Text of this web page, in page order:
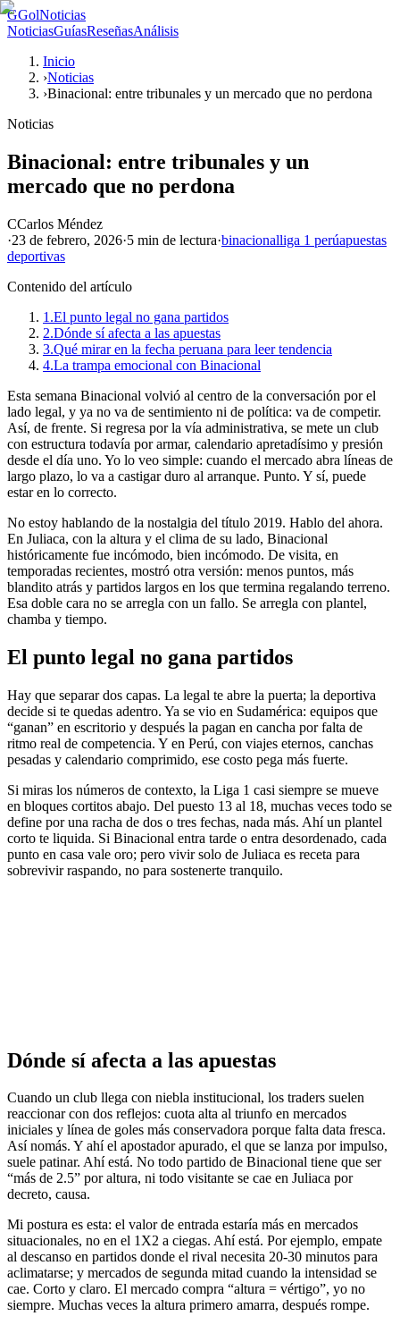
GGolNoticias
NoticiasGuíasReseñasAnálisis
Inicio
›Noticias
›Binacional: entre tribunales y un mercado que no perdona
Noticias
Binacional: entre tribunales y un
mercado que no perdona
CCarlos Méndez
·23 de febrero, 2026·5 min de lectura·binacionalliga 1 perúapuestas
deportivas
Contenido del artículo
1.El punto legal no gana partidos
2.Dónde sí afecta a las apuestas
3.Qué mirar en la fecha peruana para leer tendencia
4.La trampa emocional con Binacional
Esta semana Binacional volvió al centro de la conversación por el
lado legal, y ya no va de sentimiento ni de política: va de competir.
Así, de frente. Si regresa por la vía administrativa, se mete un club
con estructura todavía por armar, calendario apretadísimo y presión
desde el día uno. Yo lo veo simple: cuando el mercado abra líneas de
largo plazo, lo va a castigar duro al arranque. Punto. Y sí, puede
estar en lo correcto.
No estoy hablando de la nostalgia del título 2019. Hablo del ahora.
En Juliaca, con la altura y el clima de su lado, Binacional
históricamente fue incómodo, bien incómodo. De visita, en
temporadas recientes, mostró otra versión: menos puntos, más
blandito atrás y partidos largos en los que termina regalando terreno.
Esa doble cara no se arregla con un fallo. Se arregla con plantel,
chamba y tiempo.
El punto legal no gana partidos
Hay que separar dos capas. La legal te abre la puerta; la deportiva
decide si te quedas adentro. Ya se vio en Sudamérica: equipos que
“ganan” en escritorio y después la pagan en cancha por falta de
ritmo real de competencia. Y en Perú, con viajes eternos, canchas
pesadas y calendario comprimido, ese costo pega más fuerte.
Si miras los números de contexto, la Liga 1 casi siempre se mueve
en bloques cortitos abajo. Del puesto 13 al 18, muchas veces todo se
define por una racha de dos o tres fechas, nada más. Ahí un plantel
corto te liquida. Si Binacional entra tarde o entra desordenado, cada
punto en casa vale oro; pero vivir solo de Juliaca es receta para
sobrevivir raspando, no para sostenerte tranquilo.
Dónde sí afecta a las apuestas
Cuando un club llega con niebla institucional, los traders suelen
reaccionar con dos reflejos: cuota alta al triunfo en mercados
iniciales y línea de goles más conservadora porque falta data fresca.
Así nomás. Y ahí el apostador apurado, el que se lanza por impulso,
suele patinar. Ahí está. No todo partido de Binacional tiene que ser
“más de 2.5” por altura, ni todo visitante se cae en Juliaca por
decreto, causa.
Mi postura es esta: el valor de entrada estaría más en mercados
situacionales, no en el 1X2 a ciegas. Ahí está. Por ejemplo, empate
al descanso en partidos donde el rival necesita 20-30 minutos para
aclimatarse; y mercados de segunda mitad cuando la intensidad se
cae. Corto y claro. El mercado compra “altura = vértigo”, yo no
siempre. Muchas veces la altura primero amarra, después rompe.